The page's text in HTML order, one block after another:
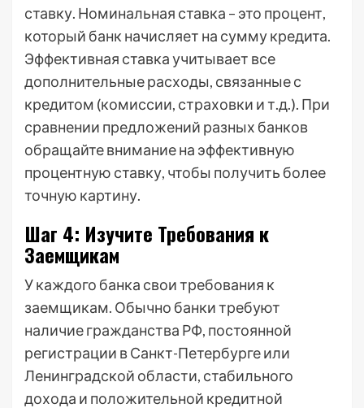
ставку. Номинальная ставка – это процент,
который банк начисляет на сумму кредита.
Эффективная ставка учитывает все
дополнительные расходы, связанные с
кредитом (комиссии, страховки и т.д.). При
сравнении предложений разных банков
обращайте внимание на эффективную
процентную ставку, чтобы получить более
точную картину.
Шаг 4: Изучите Требования к
Заемщикам
У каждого банка свои требования к
заемщикам. Обычно банки требуют
наличие гражданства РФ, постоянной
регистрации в Санкт-Петербурге или
Ленинградской области, стабильного
дохода и положительной кредитной